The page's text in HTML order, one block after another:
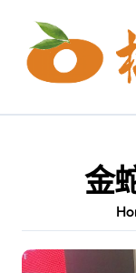
content
金